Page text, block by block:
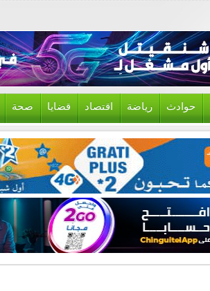
حوادث رياضة اقتصاد قضايا صحة